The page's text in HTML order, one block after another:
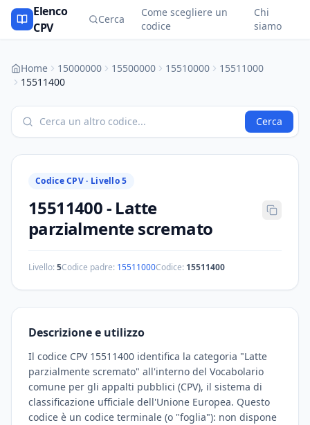
Elenco
CPV
Cerca
Come scegliere un
codice
Chi
siamo
Home 15000000 15500000 15510000
15511000
15511400
Cerca
Codice CPV · Livello 5
15511400- Latte
parzialmente scremato
Livello:5Codice padre: 15511000Codice: 15511400
Descrizione e utilizzo
Il codice CPV 15511400 identifica la categoria "Latte
parzialmente scremato" all'interno del Vocabolario
comune per gli appalti pubblici (CPV), il sistema di
classificazione ufficiale dell'Unione Europea. Questo
codice è un codice terminale (o "foglia"): non dispone